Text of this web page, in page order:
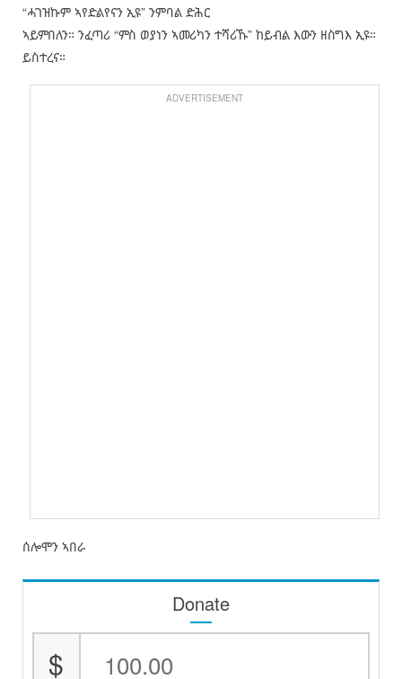
“ሓገዝኩም ኣየድልየናን ኢዩ” ንምባል ድሕር
ኣይምበለን። ንፈጣሪ “ምስ ወያነን ኣመሪካን ተሻሪኹ” ከይብል እውን ዘስግእ ኢዩ።
ይስተረና።
ADVERTISEMENT
ሰሎሞን ኣበራ
Donate
$